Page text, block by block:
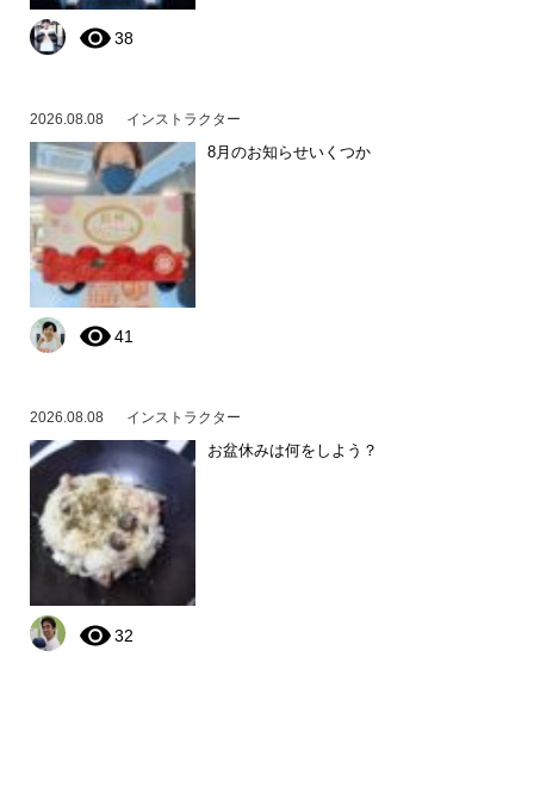
38
2026.08.08 インストラクター
8月のお知らせいくつか
41
2026.08.08 インストラクター
お盆休みは何をしよう？
32